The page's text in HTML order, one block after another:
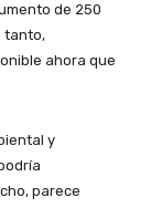
de 250
tanto,
ahora que
y
parece